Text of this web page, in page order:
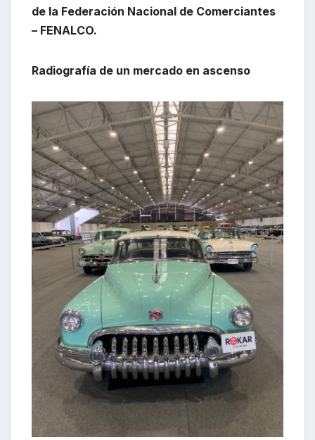
de la Federación Nacional de Comerciantes
– FENALCO.
Radiografía de un mercado en ascenso